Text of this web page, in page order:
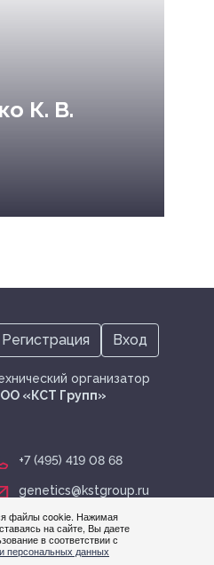
файлы cookie. Нажимая
на сайте, Вы даете
в соответствии с
персональных данных
К. В.
организатор
«КСТ Групп»
+7 (495) 419 08 68
genetics@kstgroup.ru
Регистрация Вход